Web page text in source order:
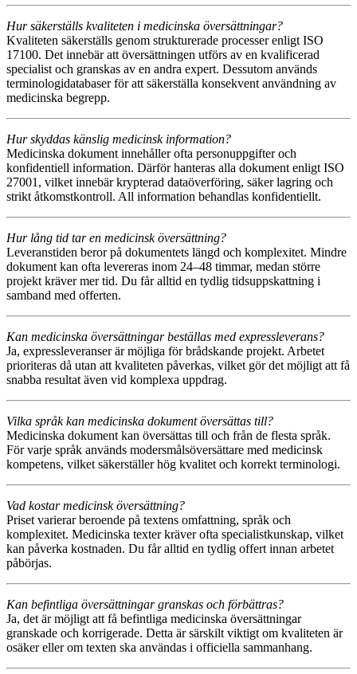
Hur säkerställs kvaliteten i medicinska översättningar?
Kvaliteten säkerställs genom strukturerade processer enligt ISO
17100. Det innebär att översättningen utförs av en kvalificerad
specialist och granskas av en andra expert. Dessutom används
terminologidatabaser för att säkerställa konsekvent användning av
medicinska begrepp.
Hur skyddas känslig medicinsk information?
Medicinska dokument innehåller ofta personuppgifter och
konfidentiell information. Därför hanteras alla dokument enligt ISO
27001, vilket innebär krypterad dataöverföring, säker lagring och
strikt åtkomstkontroll. All information behandlas konfidentiellt.
Hur lång tid tar en medicinsk översättning?
Leveranstiden beror på dokumentets längd och komplexitet. Mindre
dokument kan ofta levereras inom 24–48 timmar, medan större
projekt kräver mer tid. Du får alltid en tydlig tidsuppskattning i
samband med offerten.
Kan medicinska översättningar beställas med expressleverans?
Ja, expressleveranser är möjliga för brådskande projekt. Arbetet
prioriteras då utan att kvaliteten påverkas, vilket gör det möjligt att få
snabba resultat även vid komplexa uppdrag.
Vilka språk kan medicinska dokument översättas till?
Medicinska dokument kan översättas till och från de flesta språk.
För varje språk används modersmålsöversättare med medicinsk
kompetens, vilket säkerställer hög kvalitet och korrekt terminologi.
Vad kostar medicinsk översättning?
Priset varierar beroende på textens omfattning, språk och
komplexitet. Medicinska texter kräver ofta specialistkunskap, vilket
kan påverka kostnaden. Du får alltid en tydlig offert innan arbetet
påbörjas.
Kan befintliga översättningar granskas och förbättras?
Ja, det är möjligt att få befintliga medicinska översättningar
granskade och korrigerade. Detta är särskilt viktigt om kvaliteten är
osäker eller om texten ska användas i officiella sammanhang.